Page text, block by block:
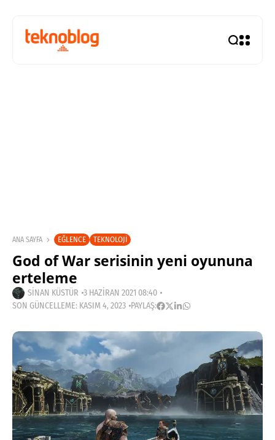
ANA SAYFA EĞLENCE TEKNOLOJI
God of War serisinin yeni oyununa
erteleme
SINAN KÜSTÜR 3 HAZIRAN 2021 08:40
SON GÜNCELLEME: KASIM 4, 2023 PAYLAŞ: